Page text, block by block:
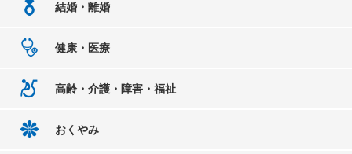
結婚・離婚
健康・医療
高齢・介護・障害・福祉
おくやみ